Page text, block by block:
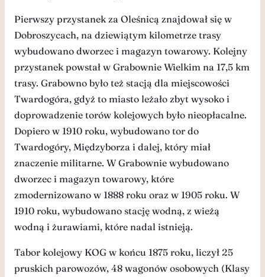
Pierwszy przystanek za Oleśnicą znajdował się w
Dobroszycach, na dziewiątym kilometrze trasy
wybudowano dworzec i magazyn towarowy. Kolejny
przystanek powstał w Grabownie Wielkim na 17,5 km
trasy. Grabowno było też stacją dla miejscowości
Twardogóra, gdyż to miasto leżało zbyt wysoko i
doprowadzenie torów kolejowych było nieopłacalne.
Dopiero w 1910 roku, wybudowano tor do
Twardogóry, Międzyborza i dalej, który miał
znaczenie militarne. W Grabownie wybudowano
dworzec i magazyn towarowy, które
zmodernizowano w 1888 roku oraz w 1905 roku. W
1910 roku, wybudowano stację wodną, z wieżą
wodną i żurawiami, które nadal istnieją.
Tabor kolejowy KOG w końcu 1875 roku, liczył 25
pruskich parowozów, 48 wagonów osobowych (Klasy